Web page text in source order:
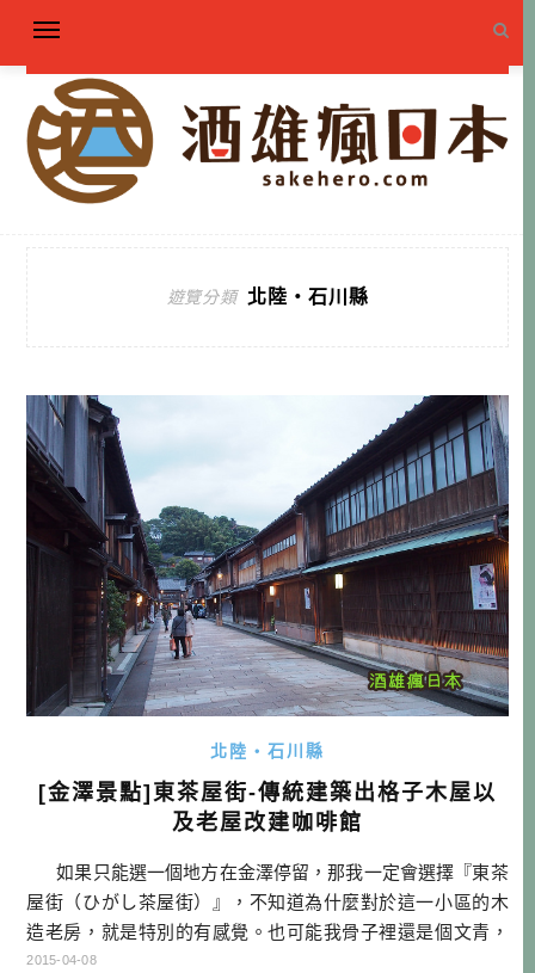
遊覽分類 北陸・石川縣
北陸・石川縣
[金澤景點]東茶屋街-傳統建築出格子木屋以
及老屋改建咖啡館
如果只能選一個地方在金澤停留，那我一定會選擇『東茶
屋街（ひがし茶屋街）』，不知道為什麼對於這一小區的木
造老房，就是特別的有感覺。也可能我骨子裡還是個文青，
這種老房子改建的咖啡館，永遠都能引起我的興趣（自己
2015-04-08